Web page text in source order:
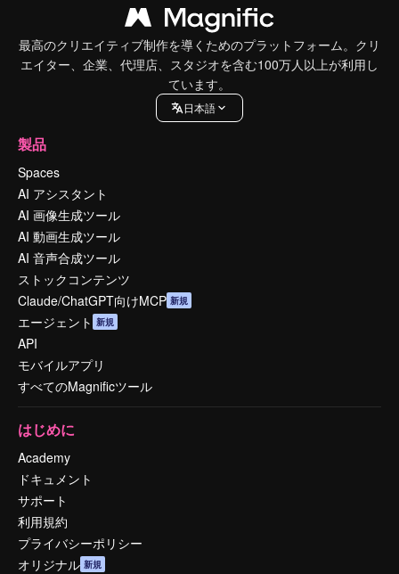
最高のクリエイティブ制作を導くためのプラットフォーム。クリ
エイター、企業、代理店、スタジオを含む100万人以上が利用し
ています。
日本語
製品
Spaces
AI アシスタント
AI 画像生成ツール
AI 動画生成ツール
AI 音声合成ツール
ストックコンテンツ
Claude/ChatGPT向けMCP 新規
エージェント 新規
API
モバイルアプリ
すべてのMagnificツール
はじめに
Academy
ドキュメント
サポート
利用規約
プライバシーポリシー
オリジナル 新規